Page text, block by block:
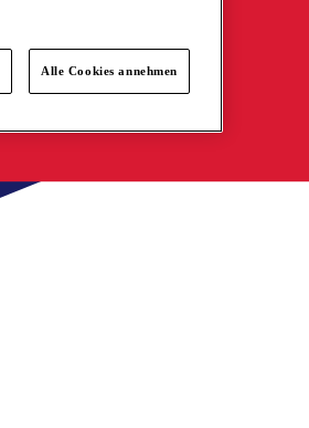
Alle Cookies annehmen